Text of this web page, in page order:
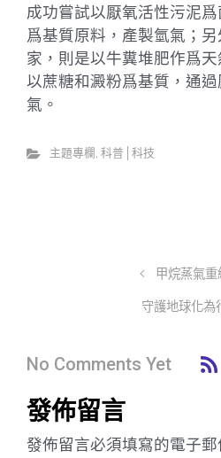
成功嘗試以厭氧活性污泥
爲基質原料，產製氫氣；
家，則是以牛糞堆肥作爲天
以蔗糖和澱粉爲基質，通
氣。
主題專欄 , 科普│科技
甲烷蒸氣
守護地球化為
No Comments Yet
發佈留言
發佈留言必須填寫的電子郵